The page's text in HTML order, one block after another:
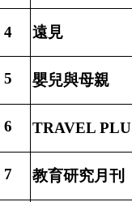
4 遠見
5 嬰兒與母親
6 TRAVEL
7 教育研究月刊